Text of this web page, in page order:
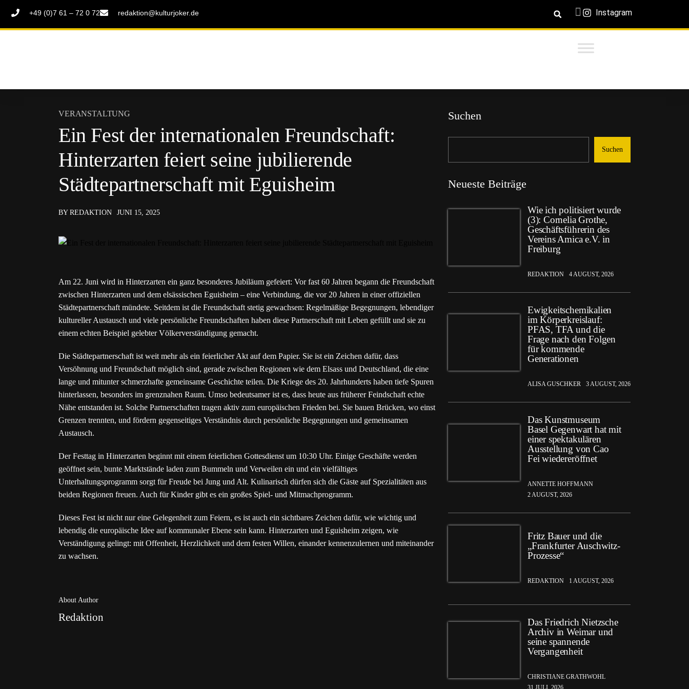
+49 (0)7 61 – 72 0 72 redaktion@kulturjoker.de Instagram
VERANSTALTUNG
Ein Fest der internationalen Freundschaft:
Hinterzarten feiert seine jubilierende
Städtepartnerschaft mit Eguisheim
BY REDAKTION JUNI 15, 2025
Am 22. Juni wird in Hinterzarten ein ganz besonderes Jubiläum gefeiert: Vor fast 60 Jahren begann die Freundschaft
zwischen Hinterzarten und dem elsässischen Eguisheim – eine Verbindung, die vor 20 Jahren in einer offiziellen
Städtepartnerschaft mündete. Seitdem ist die Freundschaft stetig gewachsen: Regelmäßige Begegnungen, lebendiger
kultureller Austausch und viele persönliche Freundschaften haben diese Partnerschaft mit Leben gefüllt und sie zu
einem echten Beispiel gelebter Völkerverständigung gemacht.
Die Städtepartnerschaft ist weit mehr als ein feierlicher Akt auf dem Papier. Sie ist ein Zeichen dafür, dass
Versöhnung und Freundschaft möglich sind, gerade zwischen Regionen wie dem Elsass und Deutschland, die eine
lange und mitunter schmerzhafte gemeinsame Geschichte teilen. Die Kriege des 20. Jahrhunderts haben tiefe Spuren
hinterlassen, besonders im grenznahen Raum. Umso bedeutsamer ist es, dass heute aus früherer Feindschaft echte
Nähe entstanden ist. Solche Partnerschaften tragen aktiv zum europäischen Frieden bei. Sie bauen Brücken, wo einst
Grenzen trennten, und fördern gegenseitiges Verständnis durch persönliche Begegnungen und gemeinsamen
Austausch.
Der Festtag in Hinterzarten beginnt mit einem feierlichen Gottesdienst um 10:30 Uhr. Einige Geschäfte werden
geöffnet sein, bunte Marktstände laden zum Bummeln und Verweilen ein und ein vielfältiges
Unterhaltungsprogramm sorgt für Freude bei Jung und Alt. Kulinarisch dürfen sich die Gäste auf Spezialitäten aus
beiden Regionen freuen. Auch für Kinder gibt es ein großes Spiel- und Mitmachprogramm.
Dieses Fest ist nicht nur eine Gelegenheit zum Feiern, es ist auch ein sichtbares Zeichen dafür, wie wichtig und
lebendig die europäische Idee auf kommunaler Ebene sein kann. Hinterzarten und Eguisheim zeigen, wie
Verständigung gelingt: mit Offenheit, Herzlichkeit und dem festen Willen, einander kennenzulernen und miteinander
zu wachsen.
About Author
Redaktion
Suchen
Suchen
Neueste Beiträge
Wie ich politisiert wurde
(3): Cornelia Grothe,
Geschäftsführerin des
Vereins Amica e.V. in
Freiburg
REDAKTION 4 AUGUST, 2026
Ewigkeitschemikalien
im Körperkreislauf:
PFAS, TFA und die
Frage nach den Folgen
für kommende
Generationen
ALISA GUSCHKER 3 AUGUST, 2026
Das Kunstmuseum
Basel Gegenwart hat mit
einer spektakulären
Ausstellung von Cao
Fei wiedereröffnet
ANNETTE HOFFMANN
2 AUGUST, 2026
Fritz Bauer und die
„Frankfurter Auschwitz-
Prozesse“
REDAKTION 1 AUGUST, 2026
Das Friedrich Nietzsche
Archiv in Weimar und
seine spannende
Vergangenheit
CHRISTIANE GRATHWOHL
31 JULI, 2026